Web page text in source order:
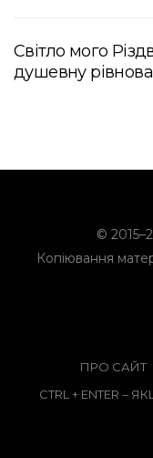
Світло мого
душевну
©
Копіювання
ПРО САЙТ
CTRL + ENTER